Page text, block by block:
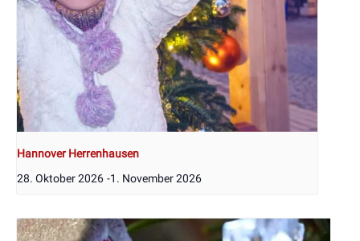
Hannover Herrenhausen
28. Oktober 2026 -1. November 2026